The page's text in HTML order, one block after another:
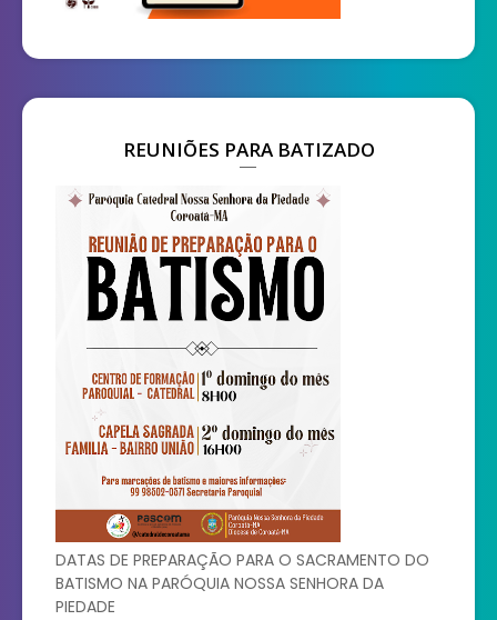
REUNIÕES PARA BATIZADO
DATAS DE PREPARAÇÃO PARA O SACRAMENTO DO
BATISMO NA PARÓQUIA NOSSA SENHORA DA
PIEDADE